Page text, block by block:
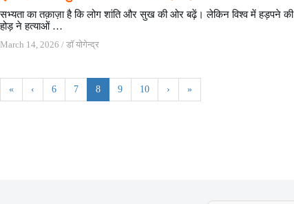
सभ्यता का तक़ाज़ा है कि लोग शांति और सुख की ओर बढ़ें। लेकिन विश्व में हड़पने की
होड़ ने हत्याओं …
March 14, 2026 / डॉ योगेन्द्र
« ‹ 6 7 8 9 10 › »